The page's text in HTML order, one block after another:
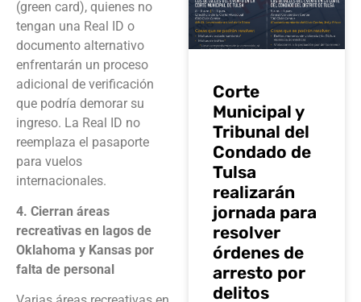
(green card), quienes no
tengan una Real ID o
documento alternativo
enfrentarán un proceso
adicional de verificación
que podría demorar su
ingreso. La Real ID no
reemplaza el pasaporte
para vuelos
internacionales.
4. Cierran áreas
recreativas en lagos de
Oklahoma y Kansas por
falta de personal
Corte
Municipal y
Tribunal del
Condado de
Tulsa
realizarán
jornada para
resolver
órdenes de
arresto por
delitos